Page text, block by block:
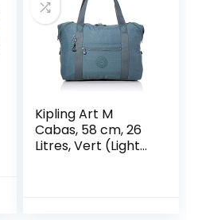
Kipling Art M
Cabas, 58 cm, 26
Litres, Vert (Light